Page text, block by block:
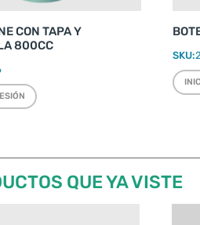
CON TAPA Y
800CC
SKU:
QUE YA VISTE